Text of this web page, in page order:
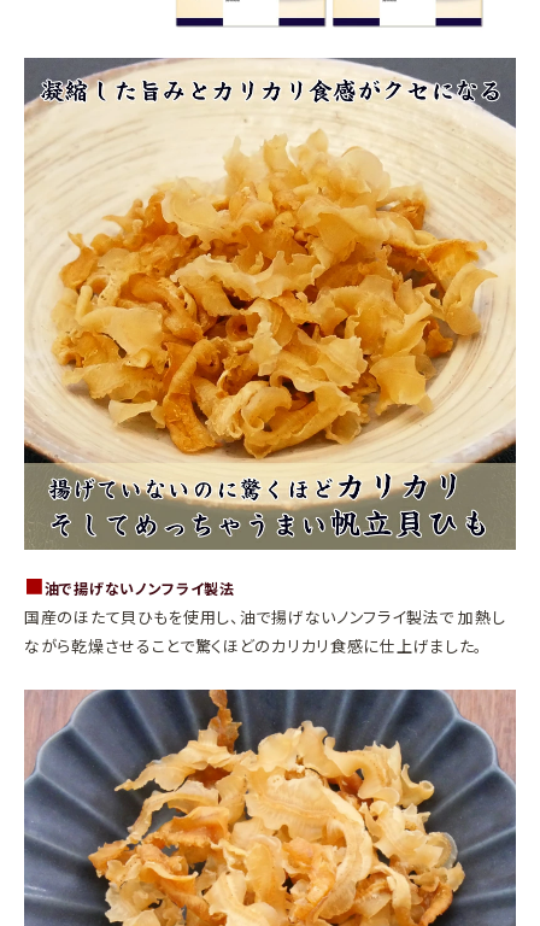
■油で揚げないノンフライ製法
国産のほたて貝ひもを使用し、油で揚げないノンフライ製法で 加熱し
ながら乾燥させることで驚くほどのカリカリ食感に仕上げました。